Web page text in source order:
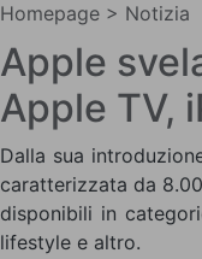
Homepage > Notizia
Apple
Apple TV,
Dalla sua
caratterizzata da
disponibili in
lifestyle e altro.